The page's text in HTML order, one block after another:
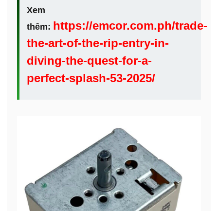
Xem
thêm: https://emcor.com.ph/trade-
the-art-of-the-rip-entry-in-
diving-the-quest-for-a-
perfect-splash-53-2025/